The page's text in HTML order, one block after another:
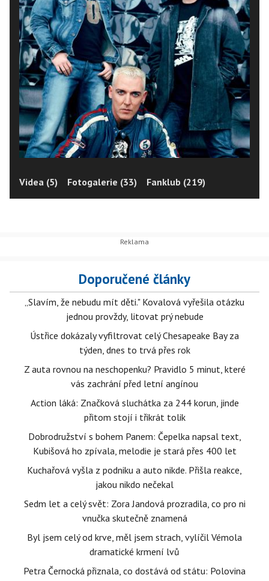
Videa (5) Fotogalerie (33) Fanklub (219)
Doporučené články
„Slavím, že nebudu mít děti." Kovalová vyřešila otázku
jednou provždy, litovat prý nebude
Ústřice dokázaly vyfiltrovat celý Chesapeake Bay za
týden, dnes to trvá přes rok
Z auta rovnou na neschopenku? Pravidlo 5 minut, které
vás zachrání před letní angínou
Action láká: Značková sluchátka za 244 korun, jinde
přitom stojí i třikrát tolik
Dobrodružství s bohem Panem: Čepelka napsal text,
Kubišová ho zpívala, melodie je stará přes 400 let
Kuchařová vyšla z podniku a auto nikde. Přišla reakce,
jakou nikdo nečekal
Sedm let a celý svět: Zora Jandová prozradila, co pro ni
vnučka skutečně znamená
Byl jsem celý od krve, měl jsem strach, vylíčil Vémola
dramatické krmení lvů
Petra Černocká přiznala, co dostává od státu: Polovina